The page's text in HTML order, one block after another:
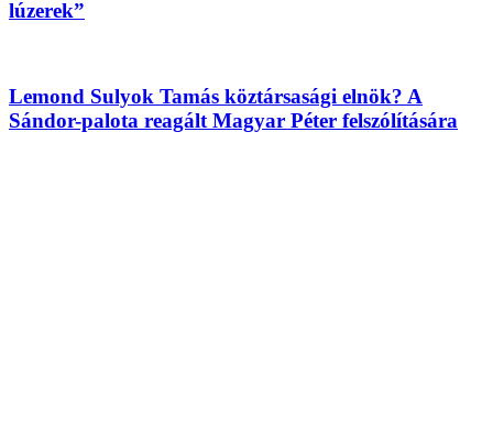
lúzerek”
Lemond Sulyok Tamás köztársasági elnök? A
Sándor-palota reagált Magyar Péter felszólítására